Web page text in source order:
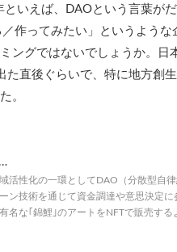
いえば、DAOという言葉が
／作ってみたい」というよう
ングではないでしょうか。日
た直後ぐらいで、特に地方創
。
活性化の一環としてDAO（分散型自
ン技術を通じて資金調達や意思決定
名な｢錦鯉｣のアートをNFTで販売す